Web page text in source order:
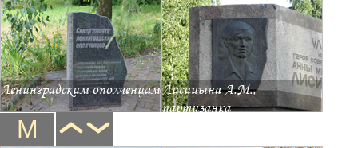
Ленинградским ополченцамЛисицына А.М.,
партизанка
М